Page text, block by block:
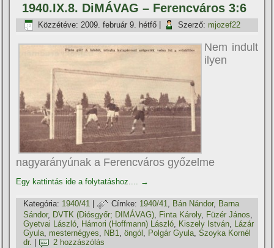
1940.IX.8. DiMÁVAG – Ferencváros 3:6
Közzétéve: 2009. február 9. hétfő Szerző: mjozef22
Nem indult
ilyen
nagyarányúnak a Ferencváros győzelme
Egy kattintás ide a folytatáshoz.... →
Kategória: 1940/41 | Címke: 1940/41, Bán Nándor, Barna
Sándor, DVTK (Diósgyőr; DIMÁVAG) Finta Károly, Füzér János
Gyetvai László Hámori (Hoffmann) László Kiszely István Lázár
Gyula mesternégyes NB1 ,öngól Polgár Gyula ,Szoyka Kornél
dr.
2 hozzászólás